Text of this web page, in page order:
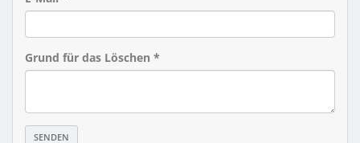
Grund für das Löschen *